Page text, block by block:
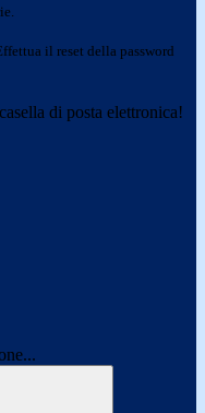
il reset della password
di posta elettronica!